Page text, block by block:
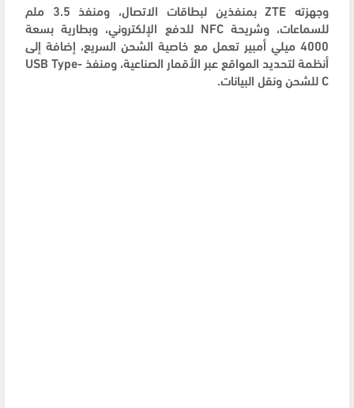
وجهزته ZTE بمنفذين لبطاقات الاتصال، ومنفذ 3.5 ملم
للسماعات، وشريحة NFC للدفع الإلكتروني، وبطارية بسعة
4000 ميلي أمبير تعمل مع خاصية الشحن السريع، إضافة إلى
أنظمة لتحديد المواقع عبر الأقمار الصناعية، ومنفذ USB Type-
C للشحن ونقل البيانات.